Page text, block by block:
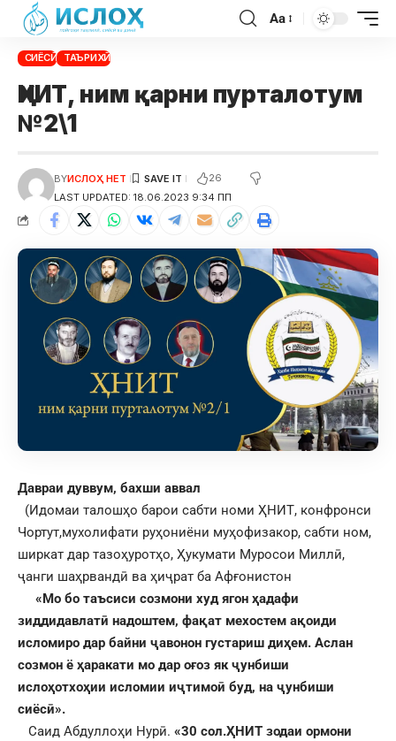
Aa
СИЁСӢ ТАЪРИХӢ
ҲНИТ, ним қарни пурталотум
№2\1
LAST UPDATED: 18.06.2023 9:34 ПП
BYИСЛОҲ НЕТ 26
Давраи дуввум, бахши аввал
(Идомаи талошҳо барои сабти номи ҲНИТ, конфронси
Чортут,мухолифати руҳониёни муҳофизакор, сабти ном,
ширкат дар тазоҳуротҳо, Ҳукумати Муросои Миллӣ,
ҷанги шаҳрвандӣ ва ҳиҷрат ба Афғонистон
«Мо бо таъсиси созмони худ ягон ҳадафи
зиддидавлатӣ надоштем, фақат мехостем ақоиди
исломиро дар байни ҷавонон густариш диҳем. Аслан
созмон ё ҳаракати мо дар оғоз як ҷунбиши
ислоҳотхоҳии исломии иҷтимоӣ буд, на ҷунбиши
сиёсӣ».
Саид Абдуллоҳи Нурӣ. «30 сол.ҲНИТ зодаи ормони